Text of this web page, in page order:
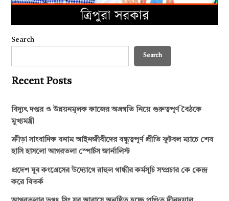
Search
Search
Recent Posts
বিদ্যুৎ দপ্তর ও উন্নয়নমূলক কাজের অগ্রগতি নিয়ে গুরুত্বপূর্ণ বৈঠকে
মুখ্যমন্ত্রী
ক্রীড়া সাংবাদিক বনাম আইনজীবীদের বন্ধুত্বপূর্ণ প্রীতি ফুটবল ম্যাচে শেষ
হাসি হাসলো আগরতলা স্পোর্টস জার্নালিস্ট
প্রদেশ যুব কংগ্রেসের উদ্যোগে রাহুল গান্ধীর কর্মসূচি সম্প্রচার কে কেন্দ্র
করে বিতর্ক